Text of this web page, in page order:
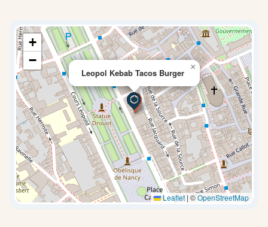
Leopol Kebab Tacos Burger
×
+
−
Leaflet|©OpenStreetMap